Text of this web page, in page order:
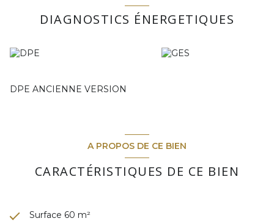
DIAGNOSTICS ÉNERGETIQUES
DPE ANCIENNE VERSION
A PROPOS DE CE BIEN
CARACTÉRISTIQUES DE CE BIEN
Surface 60 m²